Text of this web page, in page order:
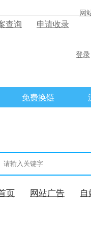
查询 申请收录
网
登录
页 网站广告 自
免费换链